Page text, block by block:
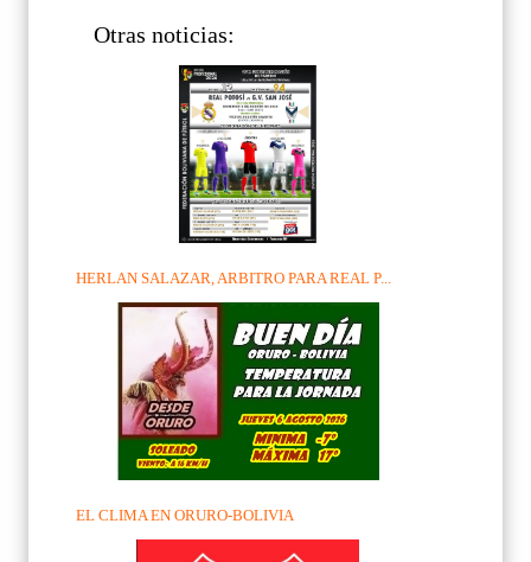
Otras noticias:
HERLAN SALAZAR, ARBITRO PARA REAL P...
EL CLIMA EN ORURO-BOLIVIA